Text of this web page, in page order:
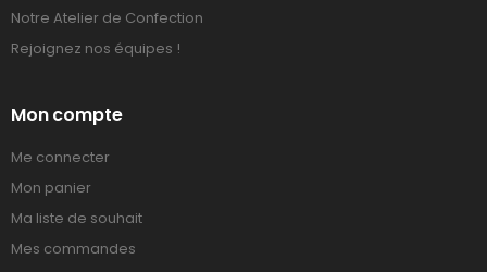
Notre Atelier de Confection
Rejoignez nos équipes !
Mon compte
Me connecter
Mon panier
Ma liste de souhait
Mes commandes